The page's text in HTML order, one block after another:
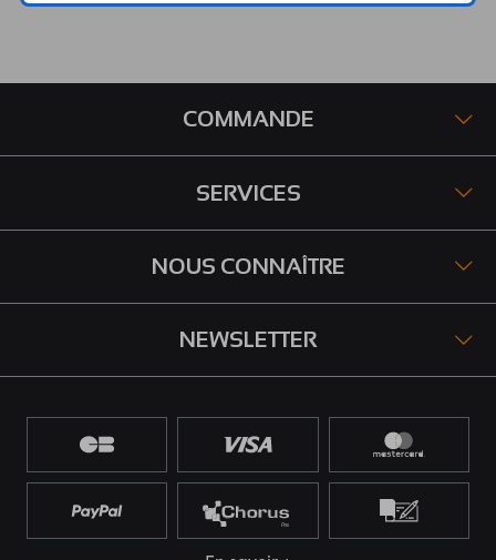
COMMANDE
SERVICES
NOUS CONNAÎTRE
NEWSLETTER